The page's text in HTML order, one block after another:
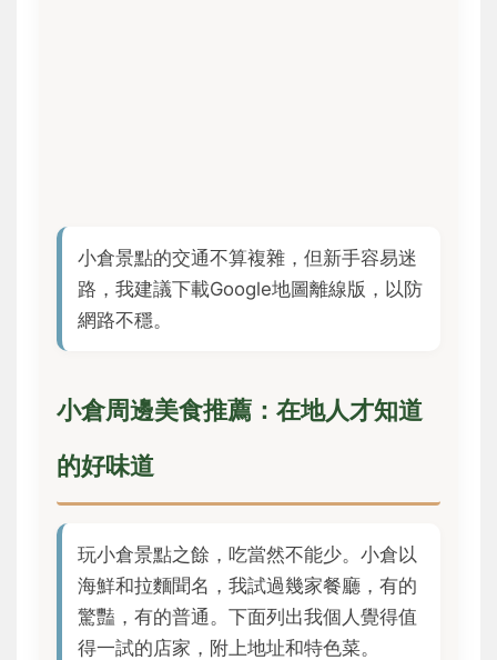
小倉景點的交通不算複雜，但新手容易迷
路，我建議下載Google地圖離線版，以防
網路不穩。
小倉周邊美食推薦：在地人才知道
的好味道
玩小倉景點之餘，吃當然不能少。小倉以
海鮮和拉麵聞名，我試過幾家餐廳，有的
驚豔，有的普通。下面列出我個人覺得值
得一試的店家，附上地址和特色菜。